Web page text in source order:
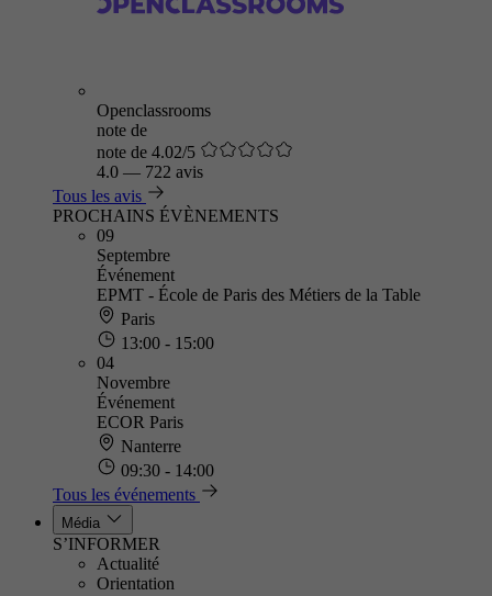
Openclassrooms
note de
note de 4.02/5
4.0 — 722 avis
Tous les avis
PROCHAINS ÉVÈNEMENTS
09
Septembre
Événement
EPMT - École de Paris des Métiers de la Table
Paris
13:00 - 15:00
04
Novembre
Événement
ECOR Paris
Nanterre
09:30 - 14:00
Tous les événements
Média
S’INFORMER
Actualité
Orientation